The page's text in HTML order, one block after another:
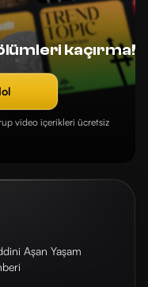
kaçırma!
video içerikleri ücretsiz
Aşan Yaşam